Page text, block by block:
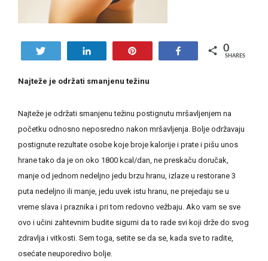
Share 0
SHARES
Najteže je održati smanjenu težinu
Najteže je održati smanjenu težinu postignutu mršavljenjem na
početku odnosno neposredno nakon mršavljenja. Bolje održavaju
postignute rezultate osobe koje broje kalorije i prate i pišu unos
hrane tako da je on oko 1800 kcal/dan, ne preskaču doručak,
manje od jednom nedeljno jedu brzu hranu, izlaze u restorane 3
puta nedeljno ili manje, jedu uvek istu hranu, ne prejedaju se u
vreme slava i praznika i pri tom redovno vežbaju. Ako vam se sve
ovo i učini zahtevnim budite sigurni da to rade svi koji drže do svog
zdravlja i vitkosti. Sem toga, setite se da se, kada sve to radite,
osećate neuporedivo bolje.